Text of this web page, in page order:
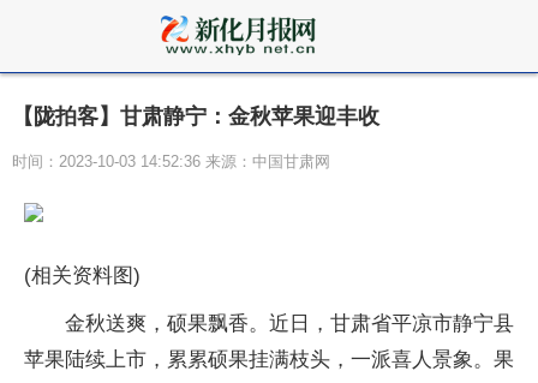
【陇拍客】甘肃静宁：金秋苹果迎丰收
时间：2023-10-03 14:52:36 来源：中国甘肃网
(相关资料图)
金秋送爽，硕果飘香。近日，甘肃省平凉市静宁县
苹果陆续上市，累累硕果挂满枝头，一派喜人景象。果